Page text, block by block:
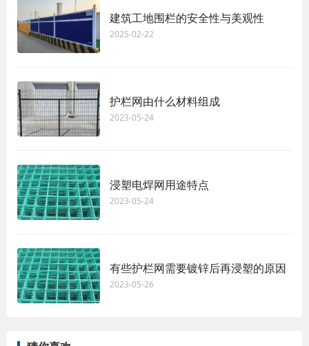
建筑工地围栏的安全性与美观性
2025-02-22
护栏网由什么材料组成
2023-05-24
浸塑电焊网用途特点
2023-05-24
有些护栏网需要镀锌后再浸塑的原因
2023-05-26